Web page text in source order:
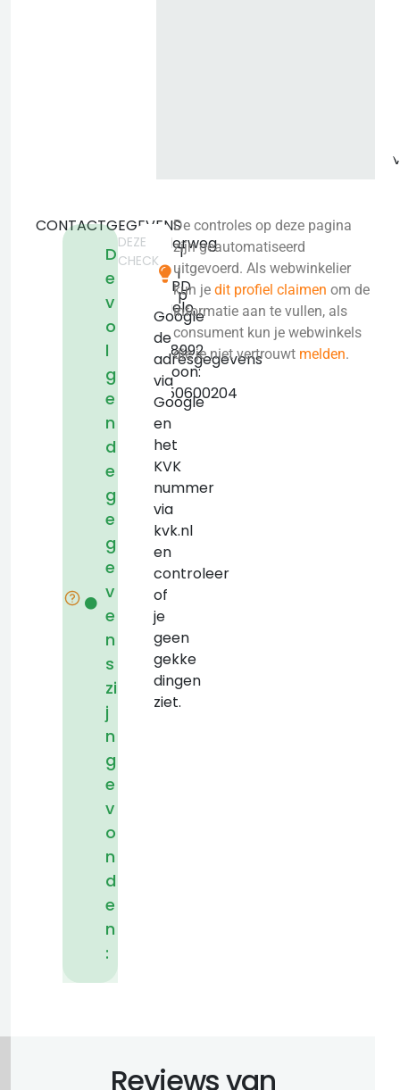
CONTACTGEGEVENS
D
e
v
o
l
g
e
n
d
e
g
e
g
e
v
e
n
s
zi
j
n
g
e
v
o
n
d
e
n
:
Lintelerweg
60
7556PD
Hengelo
KVK:
76798992
Telefoon:
+31850600204
T
i
p
Google
de
adresgegevens
via
Google
en
het
KVK
nummer
via
kvk.nl
en
controleer
of
je
geen
gekke
dingen
ziet.
DEZE
CHECK
De controles op deze pagina
zijn geautomatiseerd
uitgevoerd. Als webwinkelier
kun je dit profiel claimen om de
informatie aan te vullen, als
consument kun je webwinkels
die je niet vertrouwt melden.
Reviews van